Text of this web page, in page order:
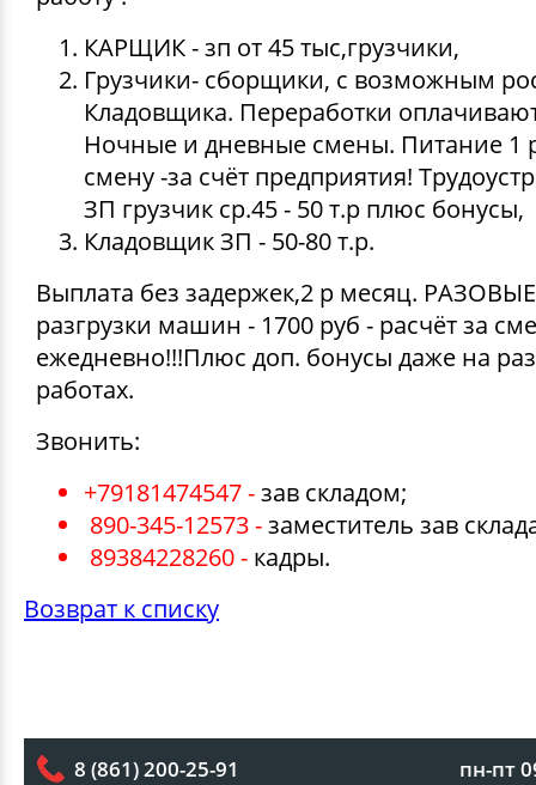
ПАКЕТЫ СЛАЙДЕРЫ И ЗИПЛОКИ ( ZIP
ПАКЕТЫ ПОЛИПРОПИЛЕНОВЫЕ
ПАКЕТЫ С ПЕТЛЕВЫМИ РУЧКАМИ
ПЛАСТИКОВЫЕ И БУМАЖНЫЕ ПАКЕТЫ
ДЕКОРАТИВНЫЕ УКРАШЕНИЯ
УПАКОВКА ДЛЯ ТОРТОВ
УПАКОВКА ДЛЯ ЯИЦ
ВАТНО-БУМАЖНАЯ ПРОДУКЦИЯ
САЛФЕТКИ, ПОЛОТЕНЦА
САЛФЕТКИ ВЛАЖНЫЕ
ТУАЛЕТНАЯ БУМАГА
ИЗОЛЕНТЫ
КРЕППИРОВАННЫЕ ЛЕНТЫ
СКЛАДСКАЯ УПАКОВКА
СТИРАЛЬНЫЕ ПОРОШКИ
КОНДИЦИОНЕРЫ ДЛЯ БЕЛЬЯ
СРЕДСТВА ДЛЯ УБОРКИ И ЧИСТКИ
СРЕДСТВА ДЛЯ МЫТЬЯ ПОСУДЫ
НИКА
ФЛОРЕАЛЬ
СИНЕРГЕТИК
АВТОХИМИЯ
КАРЩИК - зп от 45 тыс,грузчики,
Грузчики- сборщики, с возможным
Кладовщика. Переработки
Ночные и дневные смены. Питание 1
смену -за счёт предприятия!
ЗП грузчик ср.45 - 50 т.р плюс бонусы,
Кладовщик ЗП - 50-80 т.р.
Выплата без задержек,2 р месяц. РАЗОВЫЕ
разгрузки машин - 1700 руб - расчёт за
ежедневно!!!Плюс доп. бонусы даже на
работах.
Звонить:
+79181474547 -зав складом;
890-345-12573 -заместитель зав
89384228260 - кадры.
Возврат к списку
8 (861) 200-25-91 пн-пт